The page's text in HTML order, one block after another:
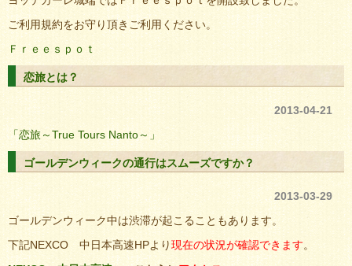
ご利用規約をお守り頂きご利用ください。
Ｆｒｅｅｓｐｏｔ
恋旅とは？
2013-04-21
「恋旅～True Tours Nanto～」
ゴールデンウィークの通行はスムーズですか？
2013-03-29
ゴールデンウィーク中は渋滞が起こることもあります。
下記NEXCO 中日本高速HPより現在の状況が確認できます。